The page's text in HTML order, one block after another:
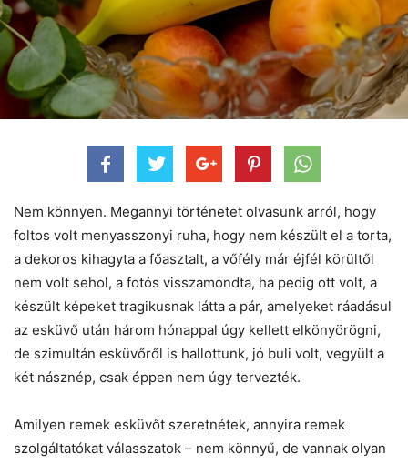
Nem könnyen. Megannyi történetet olvasunk arról, hogy
foltos volt menyasszonyi ruha, hogy nem készült el a torta,
a dekoros kihagyta a főasztalt, a vőfély már éjfél körültől
nem volt sehol, a fotós visszamondta, ha pedig ott volt, a
készült képeket tragikusnak látta a pár, amelyeket ráadásul
az esküvő után három hónappal úgy kellett elkönyörögni,
de szimultán esküvőről is hallottunk, jó buli volt, vegyült a
két násznép, csak éppen nem úgy tervezték.
Amilyen remek esküvőt szeretnétek, annyira remek
szolgáltatókat válasszatok – nem könnyű, de vannak olyan